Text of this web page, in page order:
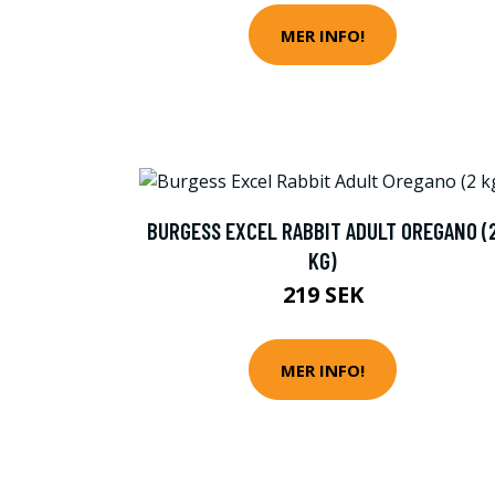
MER INFO!
BURGESS EXCEL RABBIT ADULT OREGANO
KG)
219 SEK
MER INFO!